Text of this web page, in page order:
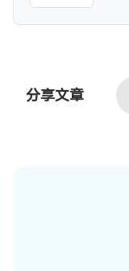
分享文章